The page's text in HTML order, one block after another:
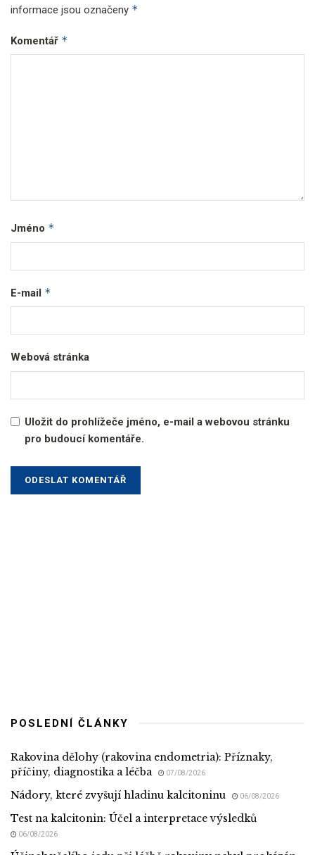
informace jsou označeny *
Komentář *
Jméno *
E-mail *
Webová stránka
Uložit do prohlížeče jméno, e-mail a webovou stránku
pro budoucí komentáře.
POSLEDNÍ ČLÁNKY
Rakovina dělohy (rakovina endometria): Příznaky,
příčiny, diagnostika a léčba
07/08/2026
Nádory, které zvyšují hladinu kalcitoninu 06/08/2026
Test na kalcitonin: Účel a interpretace výsledků
06/08/2026